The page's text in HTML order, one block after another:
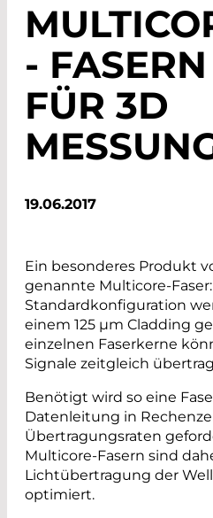
- FASERN
FÜR 3D
19.06.2017
Ein besonderes Produkt
genannte ­Multicore-
Standardkonfiguration
einem 125 µm Cladding
einzelnen Faser­kerne
Signale zeitgleich
Benötigt wird so eine
Datenleitung in
Übertragungsraten
Multicore-Fasern sind
Lichtübertragung der
optimiert.